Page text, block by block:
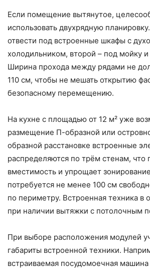
Если помещение вытянутое,
использовать двухрядную
отвести под встроенные шкафы с
холодильником, второй – под мойку
Ширина прохода между рядами не
110 см, чтобы не мешать открытию
безопасному перемещению.
На кухне с площадью от 12 м² уже
размещение П-образной или
образной расстановке встроенные
распределяются по трём стенам, что
вместимость и упрощает
потребуется не менее 100 см
по периметру. Встроенная техника в
при наличии вытяжки с потолочным
При выборе расположения модулей
габариты встроенной техники.
встраиваемая посудомоечная